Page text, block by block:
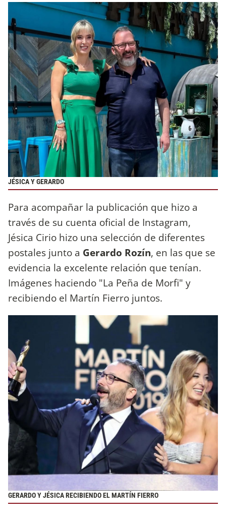
JÉSICA Y GERARDO
Para acompañar la publicación que hizo a
través de su cuenta oficial de Instagram,
Jésica Cirio hizo una selección de diferentes
postales junto a Gerardo Rozín, en las que se
evidencia la excelente relación que tenían.
Imágenes haciendo "La Peña de Morfi" y
recibiendo el Martín Fierro juntos.
GERARDO Y JÉSICA RECIBIENDO EL MARTÍN FIERRO